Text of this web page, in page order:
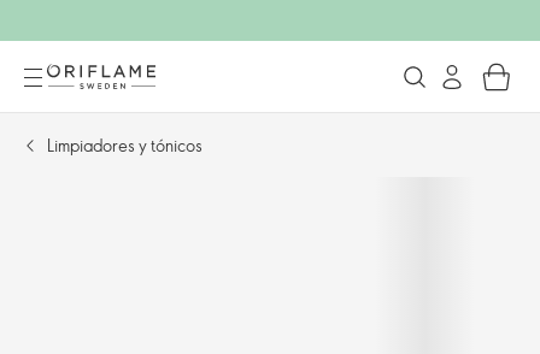
Limpiadores y tónicos